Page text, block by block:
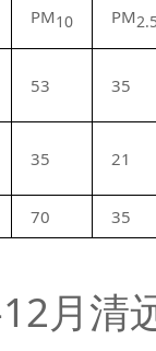
PM10 PM
53 35
35 21
70 35
月清